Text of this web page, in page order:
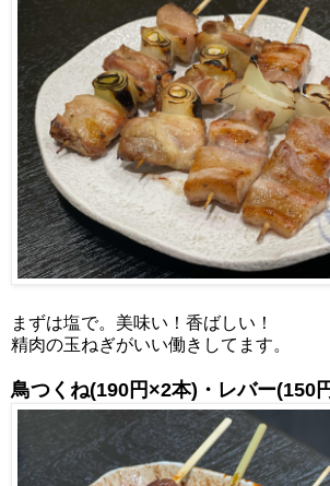
まずは塩で。美味い！香ばしい！
精肉の玉ねぎがいい働きしてます。
鳥つくね(190円×2本)・レバー(150